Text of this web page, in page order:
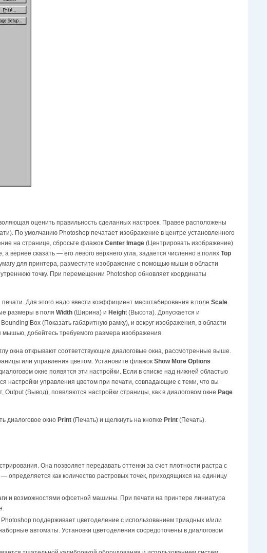
оценить правильность сделанных настроек. Правее расположены
По умолчанию Photoshop печатает изображение в центре установленного
на странице, сбросьте флажок Center Image (Центрировать изображение)
сказать — его левого верхнего угла, задается численно в полях Тор
для принтера, разместите изображение с помощью мыши в области
точку. При перемещении Photoshop обновляет координаты
Для этого надо ввести коэффициент масштабирования в поле Scale
размеры в поля Width (Ширина) и Height (Высота). Допускается и
Box (Показать габаритную рамку), и вокруг изображения, в области
добейтесь требуемого размера изображения.
окна открывают соответствующие диалоговые окна, рассмотренные выше.
или управления цветом. Установите флажок Show More Options
окне появятся эти настройки. Если в списке над нижней областью
настройки управления цветом при печати, совпадающие с теми, что вы
Output (Вывод), появляются настройки страницы, как в диалоговом окне Page
диалоговое окно Print (Печать) и щелкнуть на кнопке Print (Печать).
Она позволяет передавать оттенки за счет плотности растра с
как количество растровых точек, приходящихся на единицу
и возможностями офсетной машины. При печати на принтере линиатура
поддерживает цветоделение с использованием триадных и/или
автоматы. Установки цветоделения сосредоточены в диалоговом